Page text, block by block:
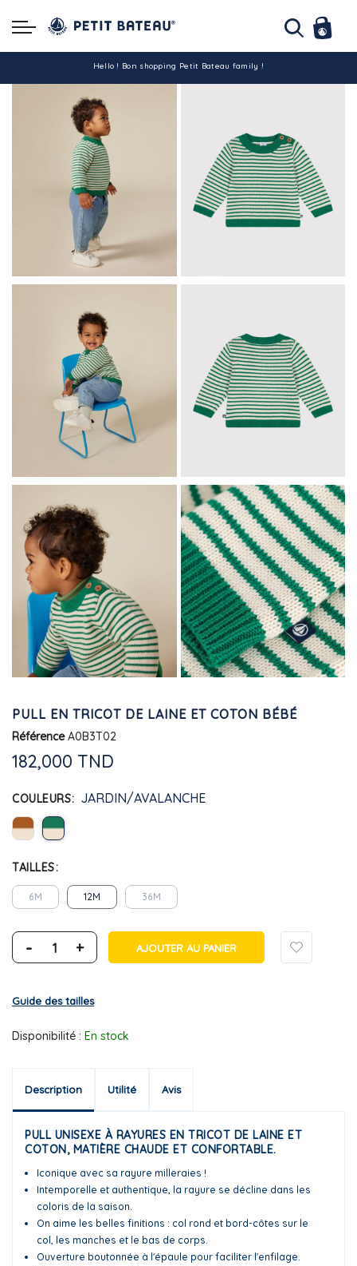
Hello ! Bon shopping Petit Bateau family !
-10% pour tout paiement par carte bancaire (hors promo)
PULL EN TRICOT DE LAINE ET COTON BÉBÉ
Référence A0B3T02
182,000 TND
COULEURS JARDIN/AVALANCHE
TAILLES
6M 12M 36M
- + AJOUTER AU PANIER
Guide des tailles
Disponibilité : En stock
Description Utilité Avis
PULL UNISEXE À RAYURES EN TRICOT DE LAINE ET
COTON, MATIÈRE CHAUDE ET CONFORTABLE.
Iconique avec sa rayure milleraies !
Intemporelle et authentique, la rayure se décline dans les
coloris de la saison.
On aime les belles finitions : col rond et bord-côtes sur le
col, les manches et le bas de corps.
Ouverture boutonnée à l'épaule pour faciliter l'enfilage.